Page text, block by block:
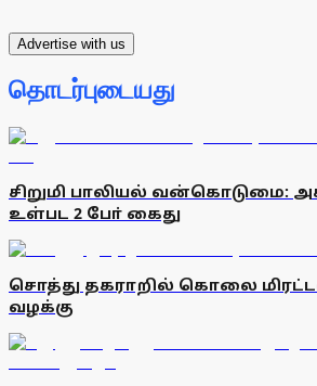
Advertise with us
தொடர்புடையது
சிறுமி பாலியல் வன்கொடுமை:
உள்பட 2 போ் கைது
சொத்து தகராறில் கொலை
வழக்கு